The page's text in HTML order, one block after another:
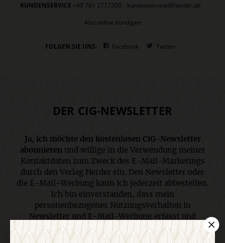
KUNDENSERVICE +49 761 2717200
kundenservice@herder.de
Abo online kündigen
FOLGEN SIE UNS: Facebook Twitter
DER CIG-NEWSLETTER
Ja, ich möchte den kostenlosen CiG-Newsletter
abonnieren und willige in die Verwendung meiner
Kontaktdaten zum Zweck des E-Mail-Marketings
durch den Verlag Herder ein. Den Newsletter oder
die E-Mail-Werbung kann ich jederzeit abbestellen.
Ich bin einverstanden, dass mein
personenbezogenes Nutzungsverhalten in
Newsletter und E-Mail-Werbung erfasst und
ausgewertet wird, um die Inhalte besser auf meine
Interessen auszurichten. Über einen Link in